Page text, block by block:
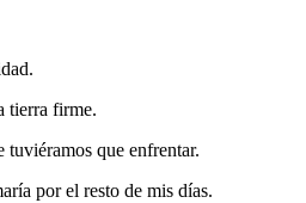
tierra firme.
que enfrentar.
por el resto de mis días.